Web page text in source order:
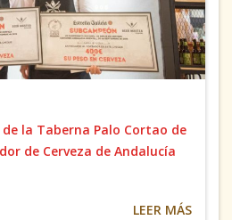
la Taberna Palo Cortao de
de Cerveza de Andalucía
LEER MÁS